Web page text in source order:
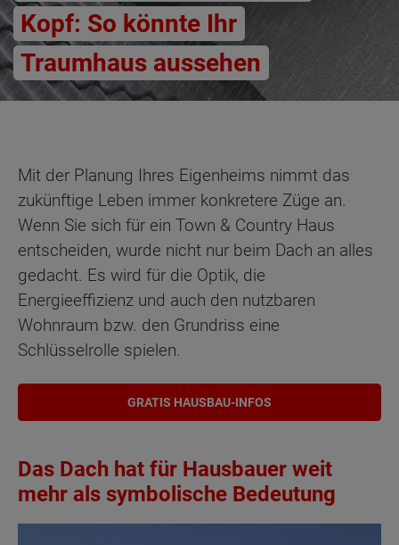
Kopf: So könnte Ihr
Traumhaus aussehen
Mit der Planung Ihres Eigenheims nimmt das
zukünftige Leben immer konkretere Züge an.
Wenn Sie sich für ein Town & Country Haus
entscheiden, wurde nicht nur beim Dach an alles
gedacht. Es wird für die Optik, die
Energieeffizienz und auch den nutzbaren
Wohnraum bzw. den Grundriss eine
Schlüsselrolle spielen.
GRATIS HAUSBAU-INFOS
Das Dach hat für Hausbauer weit
mehr als symbolische Bedeutung